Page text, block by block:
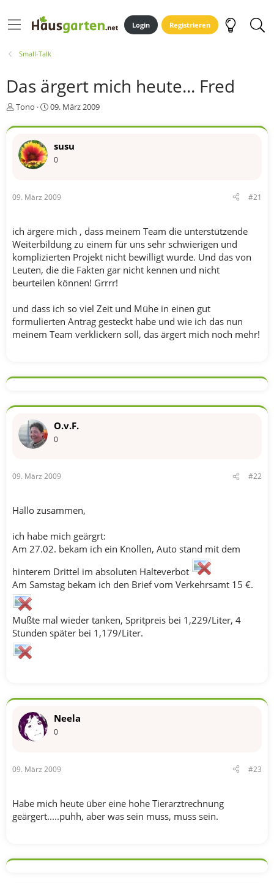
Login Registrieren
Small-Talk
Das ärgert mich heute... Fred
E
s
e
r
Tono
E
s
a
09. März 2009
susu
0
09. März 2009 #21
ich ärgere mich , dass meinem Team die unterstützende
Weiterbildung zu einem für uns sehr schwierigen und
komplizierten Projekt nicht bewilligt wurde. Und das von
Leuten, die die Fakten gar nicht kennen und nicht
beurteilen können! Grrrr!
und dass ich so viel Zeit und Mühe in einen gut
formulierten Antrag gesteckt habe und wie ich das nun
meinem Team verklickern soll, das ärgert mich noch mehr!
O.v.F.
0
09. März 2009 #22
Hallo zusammen,
ich habe mich geärgrt:
Am 27.02. bekam ich ein Knollen, Auto stand mit dem
hinterem Drittel im absoluten Halteverbot
Am Samstag bekam ich den Brief vom Verkehrsamt 15 €.
Mußte mal wieder tanken, Spritpreis bei 1,229/Liter, 4
Stunden später bei 1,179/Liter.
Neela
0
09. März 2009 #23
Habe mich heute über eine hohe Tierarztrechnung
geärgert.....puhh, aber was sein muss, muss sein.